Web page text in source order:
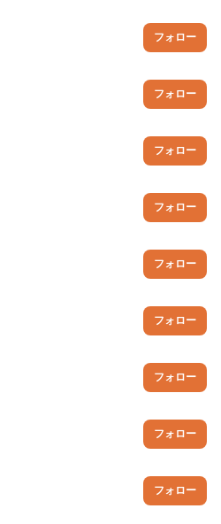
フォロー
フォロー
フォロー
フォロー
フォロー
フォロー
フォロー
フォロー
フォロー